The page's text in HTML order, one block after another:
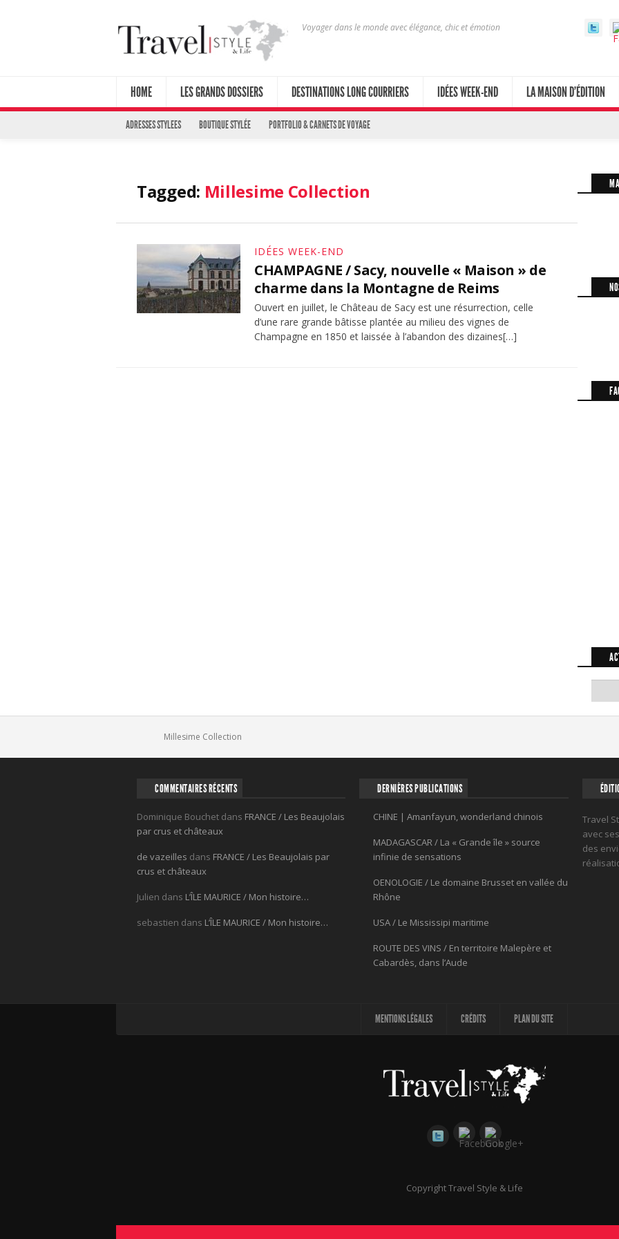
Voyager dans le monde avec élégance, chic et émotion
HOME LES GRANDS DOSSIERS DESTINATIONS LONG COURRIERS IDÉES WEEK-END LA MAISON D’ÉDITION
ADRESSES STYLEES BOUTIQUE STYLÉE PORTFOLIO & CARNETS DE VOYAGE
Tagged: Millesime Collection
IDÉES WEEK-END
CHAMPAGNE / Sacy, nouvelle « Maison » de
charme dans la Montagne de Reims
Ouvert en juillet, le Château de Sacy est une résurrection, celle
d’une rare grande bâtisse plantée au milieu des vignes de
Champagne en 1850 et laissée à l’abandon des dizaines[…]
Millesime Collection
COMMENTAIRES RÉCENTS
Dominique Bouchet dans FRANCE / Les Beaujolais
par crus et châteaux
de vazeilles dans FRANCE / Les Beaujolais par
crus et châteaux
Julien dans L’ÎLE MAURICE / Mon histoire…
sebastien dans L’ÎLE MAURICE / Mon histoire…
DERNIÈRES PUBLICATIONS
CHINE | Amanfayun, wonderland chinois
MADAGASCAR / La « Grande île » source
infinie de sensations
OENOLOGIE / Le domaine Brusset en vallée du
Rhône
USA / Le Mississipi maritime
ROUTE DES VINS / En territoire Malepère et
Cabardès, dans l’Aude
Travel
avec
des
MENTIONS LÉGALES CRÉDITS PLAN DU SITE
Copyright Travel Style & Life